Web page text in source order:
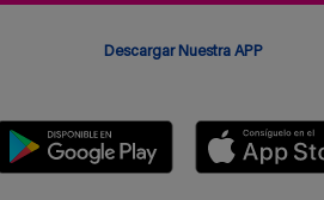
Descargar Nuestra APP